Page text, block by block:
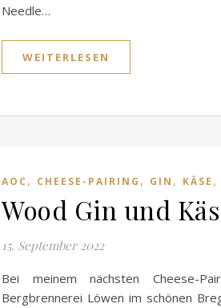
Needle…
WEITERLESEN
AOC , CHEESE-PAIRING , GIN , KÄSE ,
Wood Gin und
15. September 2022
Bei meinem nächsten Cheese-
Bergbrennerei Löwen im schönen